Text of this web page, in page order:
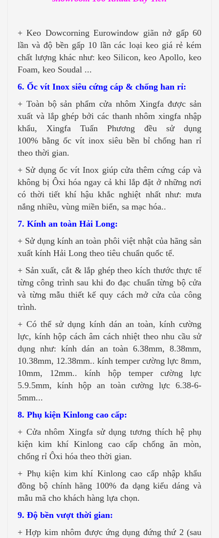
+ Keo Dowcorning Eurowindow giãn nở gấp 60
lần và độ bền gấp 10 lần các loại keo giá rẻ kém
chất lượng khác như: keo Silicon, keo Apollo, keo
Foam, keo Soudal ...
6. Ốc vít Inox siêu cứng cáp & chống han rỉ:
+ Toàn bộ sản phẩm cửa nhôm Xingfa được sản
xuất và lắp ghép bởi các thanh nhôm xingfa nhập
khẩu, Xingfa Tuấn Phương đều sử dụng
100% bằng ốc vít inox siêu bền bỉ chống han rỉ
theo thời gian.
+ Sử dụng ốc vít Inox giúp cửa thêm cứng cáp và
không bị Ôxi hóa ngay cả khi lắp đặt ở những nơi
có thời tiết khí hậu khắc nghiệt nhất như: mưa
nắng nhiều, vùng miền biển, sa mạc hóa..
7. Kính an toàn Hải Long:
+ Sử dụng kính an toàn phôi việt nhật của hãng sản
xuất kính Hải Long theo tiêu chuẩn quốc tế.
+ Sản xuất, cắt & lắp ghép theo kích thước thực tế
từng công trình sau khi đo đạc chuẩn từng bộ cửa
và từng mẫu thiết kế quy cách mở cửa của công
trình.
+ Có thể sử dụng kính dán an toàn, kính cường
lực, kính hộp cách âm cách nhiệt theo nhu cầu sử
dụng như: kính dán an toàn 6.38mm, 8.38mm,
10.38mm, 12.38mm.. kính temper cường lực 8mm,
10mm, 12mm.. kính hộp temper cường lực
5.9.5mm, kính hộp an toàn cường lực 6.38-6-
5mm...
8. Phụ kiện Kinlong cao cấp:
+ Cửa nhôm Xingfa sử dụng tương thích hệ phụ
kiện kim khí Kinlong cao cấp chống ăn mòn,
chống rỉ Ôxi hóa theo thời gian.
+ Phụ kiện kim khí Kinlong cao cấp nhập khẩu
đồng bộ chính hãng 100% đa dạng kiểu dáng và
mẫu mã cho khách hàng lựa chọn.
9. Độ bền vượt thời gian:
+ Hợp kim nhôm được ứng dụng đứng thứ 2 (sau